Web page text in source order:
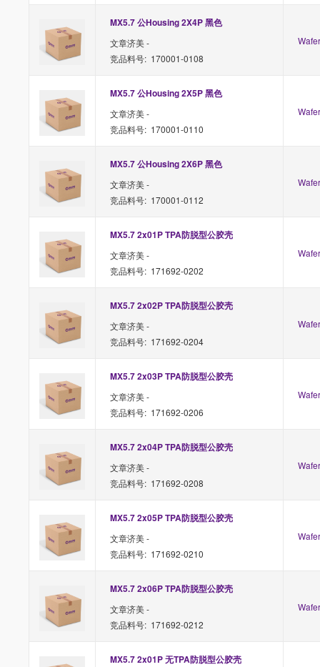
MX5.7 公Housing 2X4P 黑色
文章济美 -
竞品料号: 170001-0108
MX5.7 公Housing 2X5P 黑色
文章济美 -
竞品料号: 170001-0110
MX5.7 公Housing 2X6P 黑色
文章济美 -
竞品料号: 170001-0112
MX5.7 2x01P TPA防脱型公胶壳
文章济美 -
竞品料号: 171692-0202
MX5.7 2x02P TPA防脱型公胶壳
文章济美 -
竞品料号: 171692-0204
MX5.7 2x03P TPA防脱型公胶壳
文章济美 -
竞品料号: 171692-0206
MX5.7 2x04P TPA防脱型公胶壳
文章济美 -
竞品料号: 171692-0208
MX5.7 2x05P TPA防脱型公胶壳
文章济美 -
竞品料号: 171692-0210
MX5.7 2x06P TPA防脱型公胶壳
文章济美 -
竞品料号: 171692-0212
MX5.7 2x01P 无TPA防脱型公胶壳